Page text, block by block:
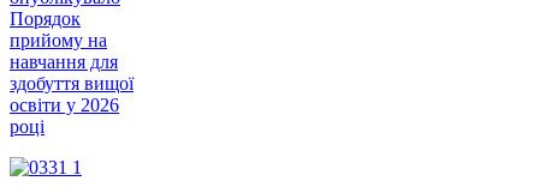
Порядок
прийому на
навчання для
здобуття вищої
освіти у 2026
році